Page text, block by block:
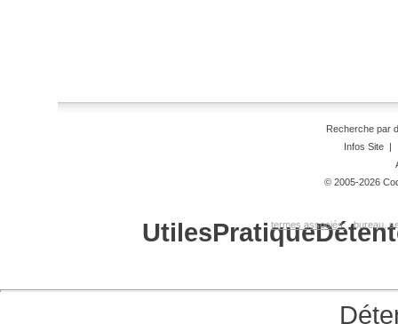
Recherche par
Infos Site|
© 2005-2026
termes associés: bureau,
UtilesPratique